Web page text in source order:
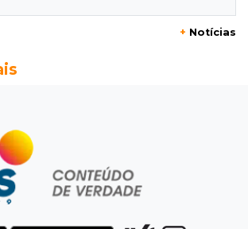
MS têm salários de até R$ 8,2 mil;
Itatiaia
durante roubo de carro e
em pátio
+ Notícias